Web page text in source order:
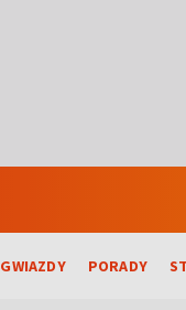
GWIAZDY PORADY